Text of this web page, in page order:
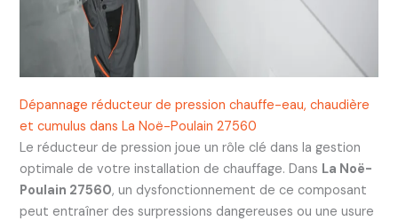
Dépannage réducteur de pression chauffe-eau, chaudière
et cumulus dans La Noë-Poulain 27560
Le réducteur de pression joue un rôle clé dans la gestion
optimale de votre installation de chauffage. Dans La Noë-
Poulain 27560, un dysfonctionnement de ce composant
peut entraîner des surpressions dangereuses ou une usure